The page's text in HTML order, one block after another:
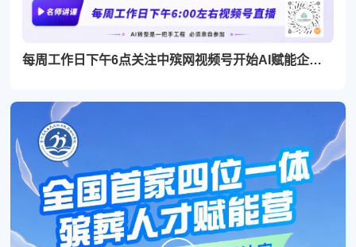
每周工作日下午6点关注中殡网视频号开始AI赋能企业直播